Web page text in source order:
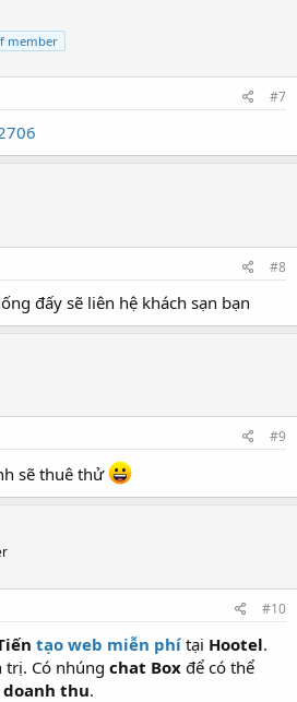
member
#7
#8
đấy sẽ liên hệ khách sạn bạn
#9
sẽ thuê thử
#10
tạo web miễn phí tại Hootel.
trị. Có nhúng chat Box để có thể
thu.